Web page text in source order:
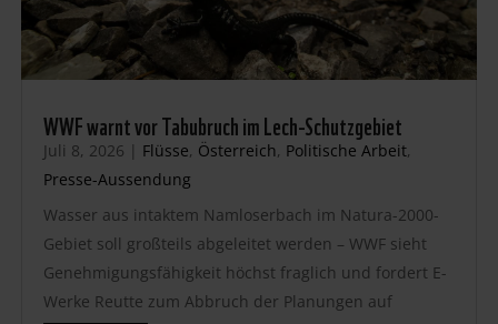
WWF warnt vor Tabubruch im Lech-Schutzgebiet
Juli 8, 2026 | Flüsse, Österreich, Politische Arbeit,
Presse-Aussendung
Wasser aus intaktem Namloserbach im Natura-2000-
Gebiet soll großteils abgeleitet werden – WWF sieht
Genehmigungsfähigkeit höchst fraglich und fordert E-
Werke Reutte zum Abbruch der Planungen auf